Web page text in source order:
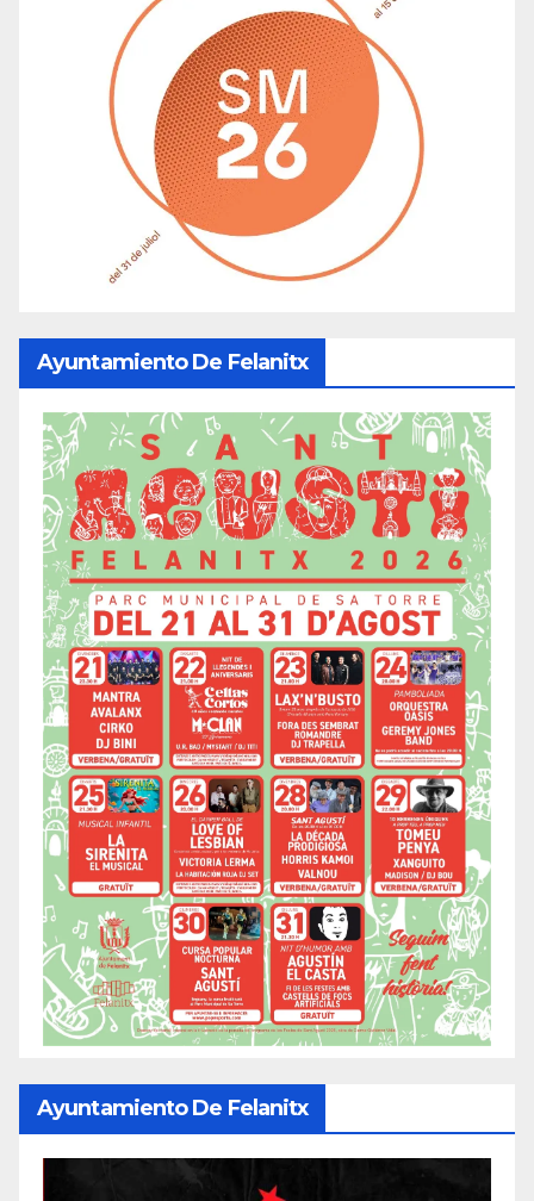
Ayuntamiento De Felanitx
Ayuntamiento De Felanitx